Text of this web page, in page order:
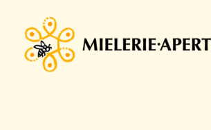
contenuto